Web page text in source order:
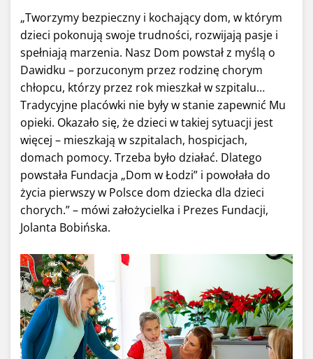
„Tworzymy bezpieczny i kochający dom, w którym
dzieci pokonują swoje trudności, rozwijają pasje i
spełniają marzenia. Nasz Dom powstał z myślą o
Dawidku – porzuconym przez rodzinę chorym
chłopcu, którzy przez rok mieszkał w szpitalu…
Tradycyjne placówki nie były w stanie zapewnić Mu
opieki. Okazało się, że dzieci w takiej sytuacji jest
więcej – mieszkają w szpitalach, hospicjach,
domach pomocy. Trzeba było działać. Dlatego
powstała Fundacja „Dom w Łodzi” i powołała do
życia pierwszy w Polsce dom dziecka dla dzieci
chorych.” – mówi założycielka i Prezes Fundacji,
Jolanta Bobińska.